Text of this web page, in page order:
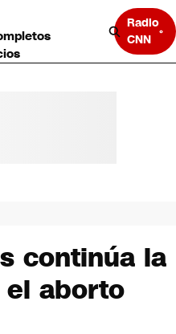
Radio
CNN
continúa la
aborto